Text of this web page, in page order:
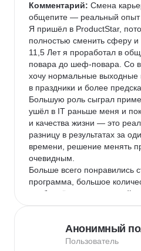
завершения прошёл
собеседований и получил
аналитика данных. Сейчас
Считаю, что для человека
бэкграунда это достойный
отмечу комьюнити и
разборы резюме и помощь
действительно работают —
получил через вакансию, на
их помощью. Рекомендую
сменить профессию и готов
не лёгкий путь, но при
вполне реальный.
Комментарий: Смена
общепите — реальный опыт
Я пришёл в ProductStar,
полностью сменить сферу и
11,5 Лет я проработал в
повара до шеф-повара. Со
хочу нормальные выходные
в праздники и более
Большую роль сыграл
ушёл в IT раньше меня и
и качества жизни — это
разницу в результатах за
времени, решение менять
очевидным.
Больше всего понравились
программа, большое
приближённые к реальной
сложных темах. Материал
без профильного
Анонимный
Пользователь